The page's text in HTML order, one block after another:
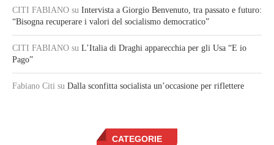
CITI FABIANO su Intervista a Giorgio Benvenuto, tra passato e futuro:
“Bisogna recuperare i valori del socialismo democratico”
CITI FABIANO su L’Italia di Draghi apparecchia per gli Usa “E io
Pago”
Fabiano Citi su Dalla sconfitta socialista un’occasione per riflettere
CATEGORIE